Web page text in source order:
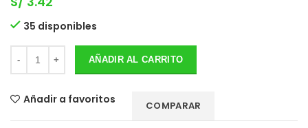
35 disponibles
AÑADIR AL CARRITO
Añadir a favoritos COMPARAR